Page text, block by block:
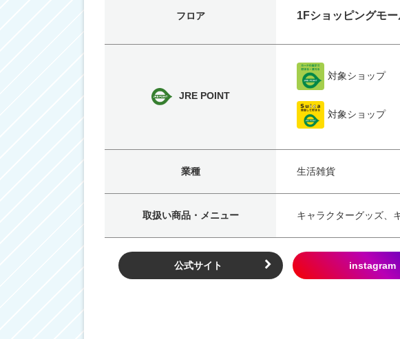
フロア 1Fショッピングモー
JRE POINT
対象ショップ
対象ショップ
業種 生活雑貨
取扱い商品・メニュー キャラクターグッズ、
公式サイト